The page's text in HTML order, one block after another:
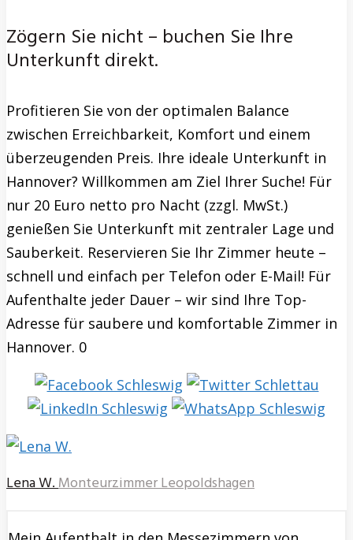
Zögern Sie nicht – buchen Sie Ihre
Unterkunft direkt.
Profitieren Sie von der optimalen Balance
zwischen Erreichbarkeit, Komfort und einem
überzeugenden Preis. Ihre ideale Unterkunft in
Hannover? Willkommen am Ziel Ihrer Suche! Für
nur 20 Euro netto pro Nacht (zzgl. MwSt.)
genießen Sie Unterkunft mit zentraler Lage und
Sauberkeit. Reservieren Sie Ihr Zimmer heute –
schnell und einfach per Telefon oder E-Mail! Für
Aufenthalte jeder Dauer – wir sind Ihre Top-
Adresse für saubere und komfortable Zimmer in
Hannover. 0
Lena W.Monteurzimmer Leopoldshagen